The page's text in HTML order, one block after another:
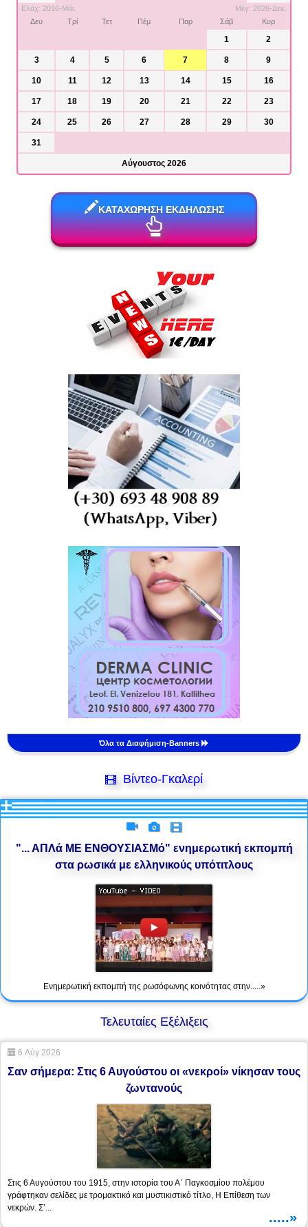
Ελάχ: 2016-Μάι.
Μέγ: 2026-Δεκ.
Δευ
Τρί Τετ Πέμ Παρ Σάβ Κυρ
1 2
3 4 5 6 7 8 9
10 11 12 13 14 15 16
17 18 19 20 21 22 23
24 25 26 27 28 29 30
31
Αύγουστος 2026
ΚΑΤΑΧΩΡΗΣΗ ΕΚΔΗΛΩΣΗΣ
Όλα τα Διαφήμιση-Banners
Βίντεο-Γκαλερί
"... ΑΠΛά ΜΕ ΕΝΘΟΥΣΙΑΣΜό" ενημερωτική εκπομπή
στα ρωσικά με ελληνικούς υπότιτλους
Ενημερωτική εκπομπή της ρωσόφωνης κοινότητας στην.....»
Τελευταίες Εξέλιξεις
6 Αύγ 2026
Σαν σήμερα: Στις 6 Αυγούστου οι «νεκροί» νίκησαν τους
ζωντανούς
Στις 6 Αυγούστου του 1915, στην ιστορία του Α΄ Παγκοσμίου πολέμου
γράφτηκαν σελίδες με τρομακτικό και μυστικιστικό τίτλο, Η Επίθεση των
νεκρών. Σ’...
.....»